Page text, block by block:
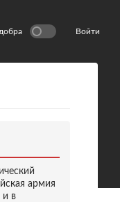
Войти
армия
и в